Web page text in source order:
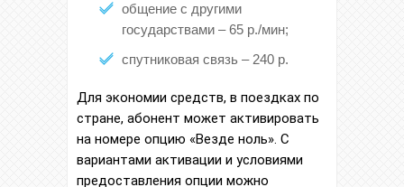
общение с другими
государствами – 65 р./мин;
спутниковая связь – 240 р.
Для экономии средств, в поездках по
стране, абонент может активировать
на номере опцию «Везде ноль». С
вариантами активации и условиями
предоставления опции можно